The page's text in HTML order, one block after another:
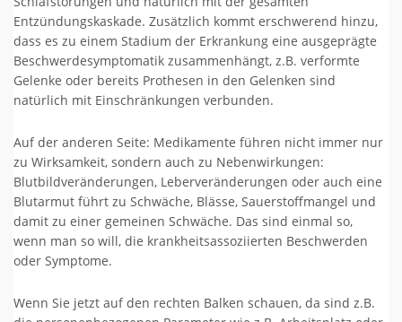
Entzündungskaskade. Zusätzlich kommt erschwerend hinzu,
dass es zu einem Stadium der Erkrankung eine ausgeprägte
Beschwerdesymptomatik zusammenhängt, z.B. verformte
Gelenke oder bereits Prothesen in den Gelenken sind
natürlich mit Einschränkungen verbunden.
Auf der anderen Seite: Medikamente führen nicht immer nur
zu Wirksamkeit, sondern auch zu Nebenwirkungen:
Blutbildveränderungen, Leberveränderungen oder auch eine
Blutarmut führt zu Schwäche, Blässe, Sauerstoffmangel und
damit zu einer gemeinen Schwäche. Das sind einmal so,
wenn man so will, die krankheitsassoziierten Beschwerden
oder Symptome.
Wenn Sie jetzt auf den rechten Balken schauen, da sind z.B.